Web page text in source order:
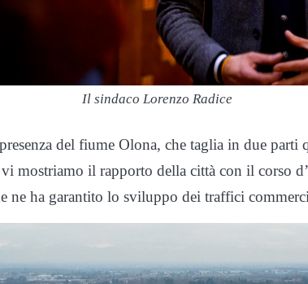
Il sindaco Lorenzo Radice
del fiume Olona, che taglia in due
mostriamo il rapporto della città con il corso
ne ha garantito lo sviluppo dei traffici